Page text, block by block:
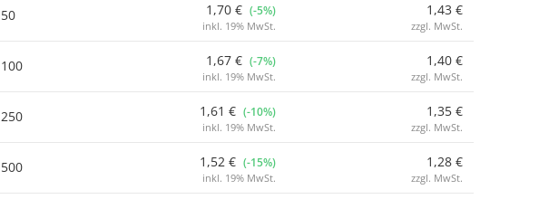
50 1,70 € (-5%)
inkl. 19% MwSt.
1,43 €
zzgl. MwSt.
100 1,67 € (-7%)
inkl. 19% MwSt.
1,40 €
zzgl. MwSt.
250 1,61 € (-10%)
inkl. 19% MwSt.
1,35 €
zzgl. MwSt.
500 1,52 € (-15%)
inkl. 19% MwSt.
1,28 €
zzgl. MwSt.